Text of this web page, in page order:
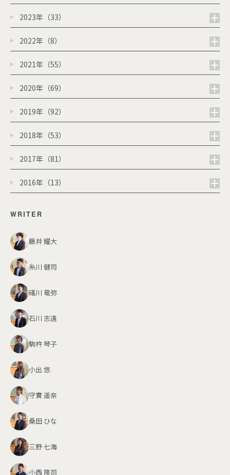
2023年（33）
2022年（8）
2021年（55）
2020年（69）
2019年（92）
2018年（53）
2017年（81）
2016年（13）
WRITER
藤井 耀大
糸川 健司
礒川 竜弥
石川 志遠
駒杵 琴子
小出 悠
守實 遥奈
桑田 ひな
三野 七海
小西 隆司